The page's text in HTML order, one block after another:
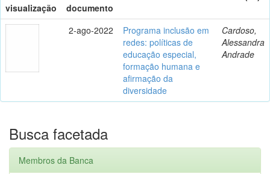
visualização
documento
2-ago-2022
Programa inclusão em
redes: políticas de
educação especial,
formação humana e
afirmação da
diversidade
Cardoso,
Alessandra
Andrade
Busca facetada
Membros da Banca